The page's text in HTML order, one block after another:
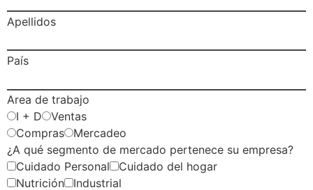
Apellidos
País
Area de trabajo
I + D
Ventas
Compras
Mercadeo
¿A qué segmento de mercado pertenece su empresa?
Cuidado Personal
Cuidado del hogar
Nutrición
Industrial